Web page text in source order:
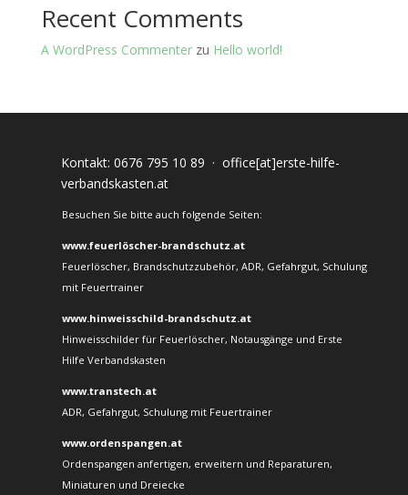
Recent Comments
A WordPress Commenterzu Hello world!
Kontakt: 0676 795 10 89 · office[at]erste-hilfe-
verbandskasten.at
Besuchen Sie bitte auch folgende Seiten:
www.feuerlöscher-brandschutz.at
Feuerlöscher, Brandschutzzubehör, ADR, Gefahrgut, Schulung
mit Feuertrainer
www.hinweisschild-brandschutz.at
Hinweisschilder für Feuerlöscher, Notausgänge und Erste
Hilfe Verbandskasten
www.transtech.at
ADR, Gefahrgut, Schulung mit Feuertrainer
www.ordenspangen.at
Ordenspangen anfertigen, erweitern und Reparaturen,
Miniaturen und Dreiecke